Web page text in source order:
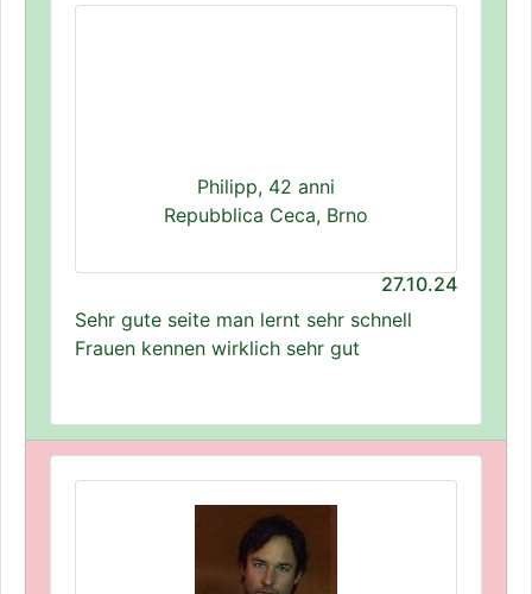
Philipp, 42 anni
Repubblica Ceca, Brno
27.10.24
Sehr gute seite man lernt sehr schnell
Frauen kennen wirklich sehr gut